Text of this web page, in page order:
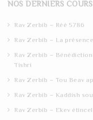
c
NOS DERNIERS COURS
Rav Zerbib – Réé 5786
Rav Zerbib – La
Rav Zerbib –
Tishri
Rav Zerbib – Tou Beav
Rav Zerbib – Kaddish
Rav Zerbib – Ekev